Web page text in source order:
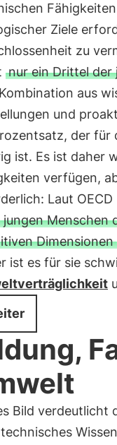
Ziele
zu
nur ein Drittel der
aus
und
der für
ist. Es ist daher
verfügen,
Laut
jungen Menschen
ist es für sie
Bild verdeutlicht